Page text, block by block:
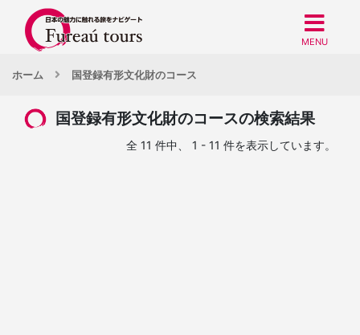
MENU
ホーム 国登録有形文化財のコース
国登録有形文化財のコースの検索結果
全 11 件中、 1 - 11 件を表示しています。